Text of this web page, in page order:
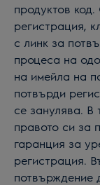
продуктов
регистрация,
с линк за
процеса на
на имейла на
потвърди
се занулява. В
правото си за
гаранция за
регистрация.
потвърждение